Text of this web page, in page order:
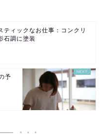
ティックなお仕事：コンクリ
石調に塗装
予